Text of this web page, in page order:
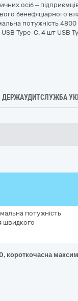
осіб –
бенефіціарного
потужність
Type-C: 4 шт USB
ДЕРЖАУДИТСЛУЖБА
потужність
швидкого
короткочасна